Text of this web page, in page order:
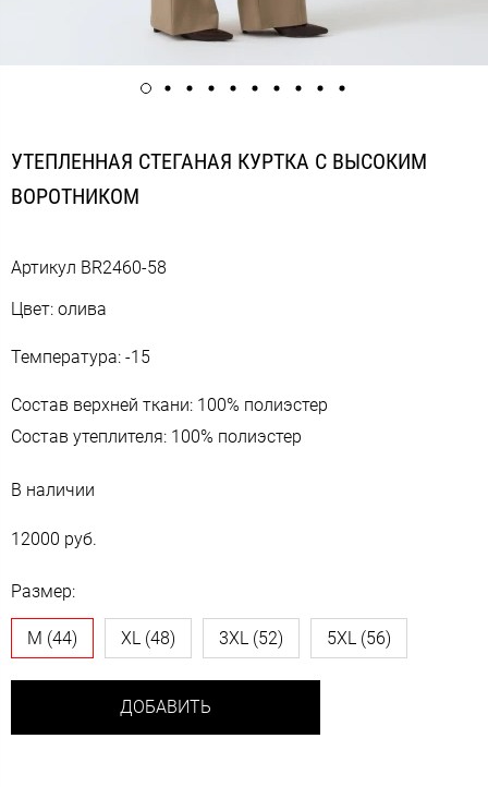
УТЕПЛЕННАЯ СТЕГАНАЯ КУРТКА С ВЫСОКИМ
ВОРОТНИКОМ
Артикул BR2460-58
Цвет: олива
Температура: -15
Состав верхней ткани: 100% полиэстер
Состав утеплителя: 100% полиэстер
В наличии
12000 руб.
Размер:
M (44) XL (48) 3XL (52) 5XL (56)
ДОБАВИТЬ